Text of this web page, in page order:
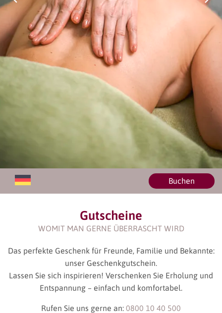
Buchen
Gutscheine
WOMIT MAN GERNE ÜBERRASCHT WIRD
Das perfekte Geschenk für Freunde, Familie und Bekannte:
unser Geschenkgutschein.
Lassen Sie sich inspirieren! Verschenken Sie Erholung und
Entspannung – einfach und komfortabel.
Rufen Sie uns gerne an: 0800 10 40 500